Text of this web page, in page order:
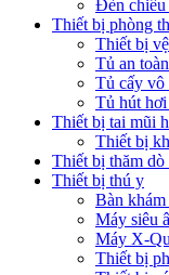
Đèn chiếu
Thiết bị phòng
Thiết bị
Tủ an
Tủ cấy vô
Tủ hút hơi
Thiết bị tai mũi
Thiết bị
Thiết bị thăm dò
Thiết bị thú y
Bàn
Máy siêu
Máy X-
Thiết bị